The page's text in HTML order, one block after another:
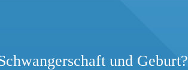
und Geburt?